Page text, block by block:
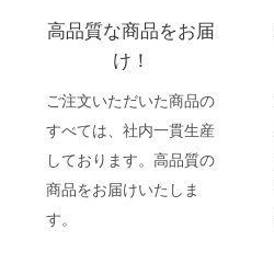
高品質な商品をお届
け！
ご注文いただいた商品の
すべては、社内一貫生産
しております。高品質の
商品をお届けいたしま
す。